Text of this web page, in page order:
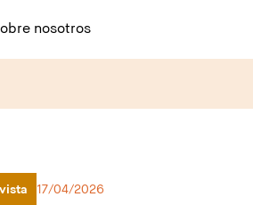
nosotros
17/04/2026